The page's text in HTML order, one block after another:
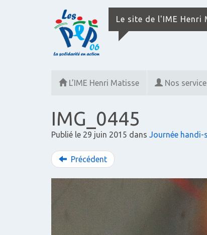
Le site de l'IME Henri
L’IME Henri Matisse Nos
IMG_0445
Publié le 29 juin 2015 dans Journée handi-
Précédent